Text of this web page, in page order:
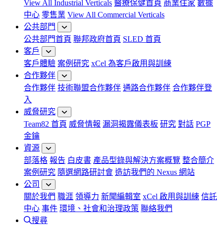
View All Industrial Verticals 醫療保健首頁 商業住家 數據
中心 零售業 View All Commercial Verticals
公共部門
公共部門首頁 聯邦政府首頁 SLED 首頁
客戶
客戶體驗 案例研究 xCel 為客戶啟用與訓練
合作夥伴
合作夥伴 技術聯盟合作夥伴 通路合作夥伴 合作夥伴登
入
威脅研究
Team82 首頁 威脅情報 漏洞揭露儀表板 研究 對話 PGP
金鑰
資源
部落格 報告 白皮書 產品型錄與解決方案概覽 整合簡介
案例研究 隨選網路研討會 造訪我們的 Nexus 網站
公司
關於我們 職涯 領導力 新聞編輯室 xCel 啟用與訓練 信託
中心 事件 環境、社會和治理政策 聯絡我們
搜尋